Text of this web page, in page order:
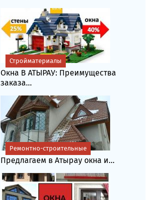
Окна В АТЫРАУ: Преимущества
заказа...
Стройматериалы
Предлагаем в Атырау окна и...
Ремонтно-строительные